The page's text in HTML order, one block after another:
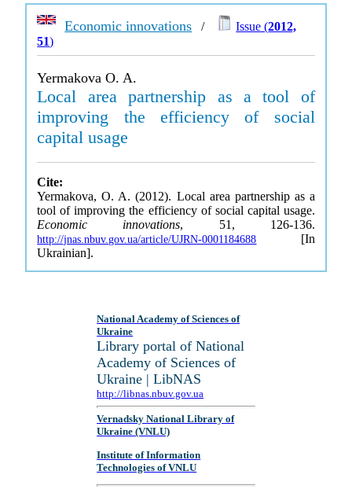
Economic innovations / Issue (2012,
51)
Yermakova O. A.
Local area partnership as a tool of
improving the efficiency of social
capital usage
Cite:
Yermakova, O. A. (2012). Local area partnership as a
tool of improving the efficiency of social capital usage.
Economic innovations, 51, 126-136.
http://jnas.nbuv.gov.ua/article/UJRN-0001184688 [In
Ukrainian].
National Academy of Sciences of
Ukraine
Library portal of National
Academy of Sciences of
Ukraine | LibNAS
http://libnas.nbuv.gov.ua
Vernadsky National Library of
Ukraine (VNLU)
Institute of Information
Technologies of VNLU